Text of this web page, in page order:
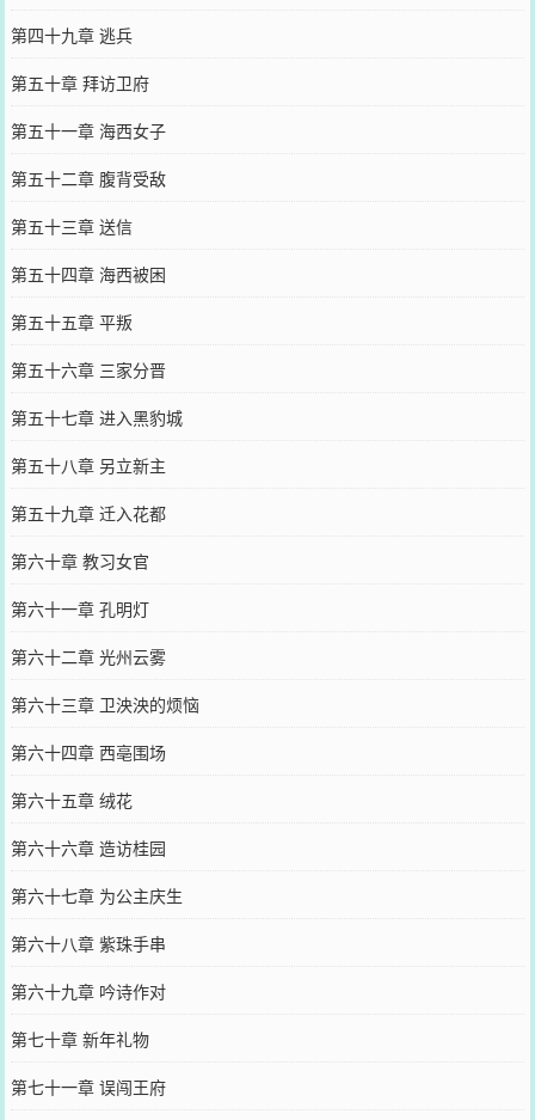
第四十九章 逃兵
第五十章 拜访卫府
第五十一章 海西女子
第五十二章 腹背受敌
第五十三章 送信
第五十四章 海西被困
第五十五章 平叛
第五十六章 三家分晋
第五十七章 进入黑豹城
第五十八章 另立新主
第五十九章 迁入花都
第六十章 教习女官
第六十一章 孔明灯
第六十二章 光州云雾
第六十三章 卫泱泱的烦恼
第六十四章 西亳围场
第六十五章 绒花
第六十六章 造访桂园
第六十七章 为公主庆生
第六十八章 紫珠手串
第六十九章 吟诗作对
第七十章 新年礼物
第七十一章 误闯王府